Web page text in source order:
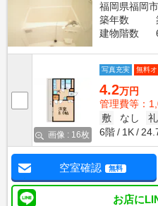
福岡県福岡
築年数
建物階数
画像 : 16枚
写真充実 無料
4.2万円
管理費等：
敷
なし 礼
6階
1K
空室確認 無料
お店に